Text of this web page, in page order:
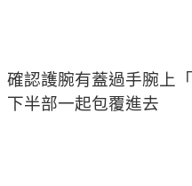
確認護腕有蓋過手腕上
下半部一起包覆進去